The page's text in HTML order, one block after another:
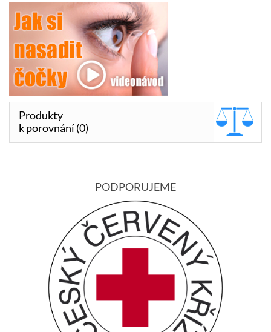
Produkty
k porovnání (0)
PODPORUJEME